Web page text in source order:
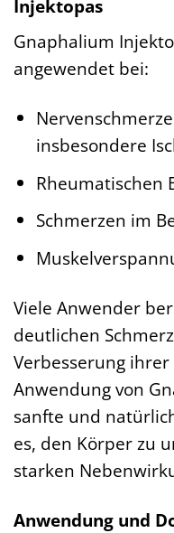
Injektopas
Gnaphalium
angewendet bei:
insbesondere
Rheumatischen
Schmerzen im
Viele Anwender
deutlichen
Verbesserung
Anwendung von
sanfte und
es, den Körper zu
starken
Anwendung und